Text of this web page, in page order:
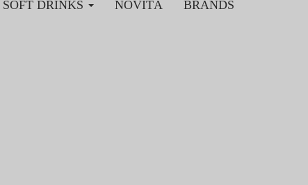
SOFT DRINKS NOVITÀ BRANDS